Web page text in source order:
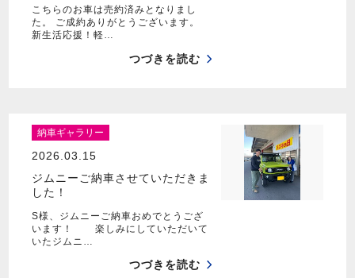
こちらのお車は売約済みとなりまし
た。 ご成約ありがとうございます。
新生活応援！軽…
つづきを読む
納車ギャラリー
2026.03.15
ジムニーご納車させていただきま
した！
S様、ジムニーご納車おめでとうござ
います！ 楽しみにしていただいて
いたジムニ…
つづきを読む